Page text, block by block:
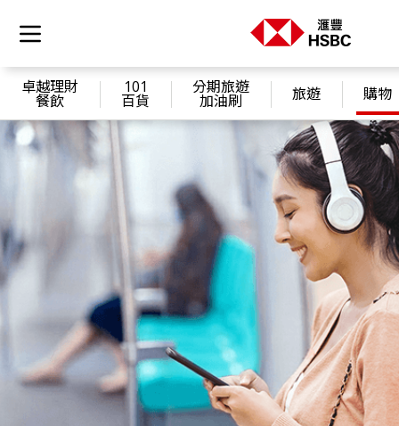
卓越理財
餐飲
101
百貨
分期旅遊
加油刷 旅遊 購物